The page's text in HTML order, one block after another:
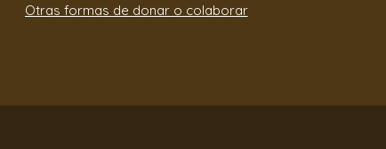
Otras formas de donar o colaborar